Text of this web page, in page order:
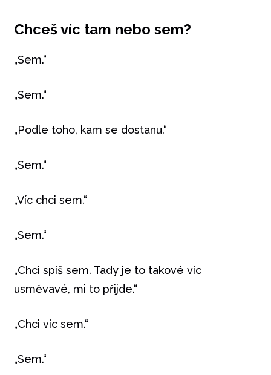
Chceš víc tam nebo sem?
„Sem.“
„Sem.“
„Podle toho, kam se dostanu.“
„Sem.“
„Víc chci sem.“
„Sem.“
„Chci spíš sem. Tady je to takové víc
usměvavé, mi to přijde.“
„Chci víc sem.“
„Sem.“